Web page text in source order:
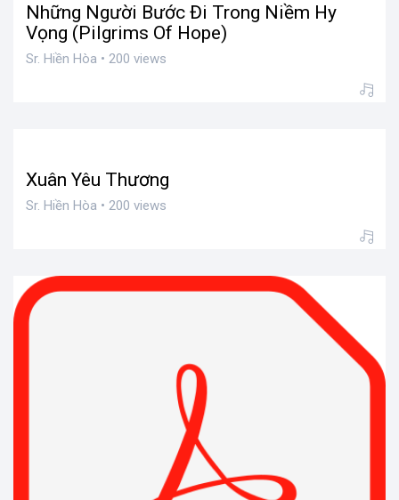
Những Người Bước Đi Trong Niềm Hy
Vọng (Pilgrims Of Hope)
Sr. Hiền Hòa • 200 views
Xuân Yêu Thương
Sr. Hiền Hòa • 200 views